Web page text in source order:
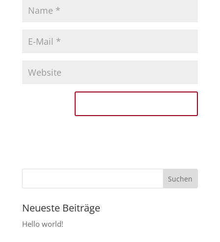
Neueste Beiträge
Hello world!